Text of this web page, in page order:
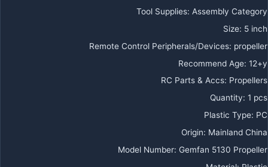
Tool Supplies: Assembly Category
Size: 5 inch
Remote Control Peripherals/Devices: propeller
Recommend Age: 12+y
RC Parts & Accs: Propellers
Quantity: 1 pcs
Plastic Type: PC
Origin: Mainland China
Model Number: Gemfan 5130 Propeller